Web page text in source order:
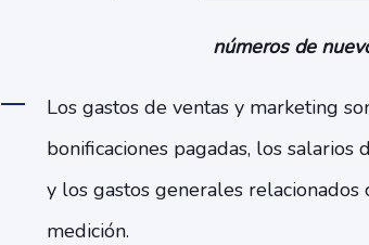
números de nuevos
Los gastos de ventas y marketing
bonificaciones pagadas, los
y los gastos generales
medición.